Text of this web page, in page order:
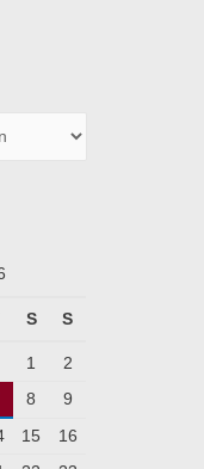
S S
1
2
8
9
15
16